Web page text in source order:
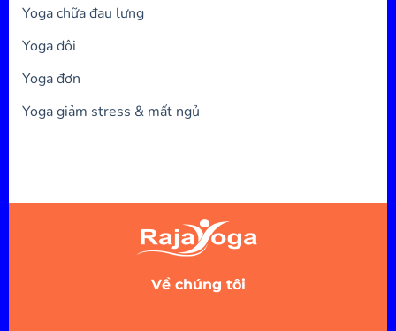
Yoga chữa đau lưng
Yoga đôi
Yoga đơn
Yoga giảm stress & mất ngủ
Về chúng tôi